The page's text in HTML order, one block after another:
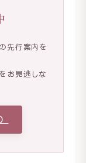
先行案内を
お見逃しな